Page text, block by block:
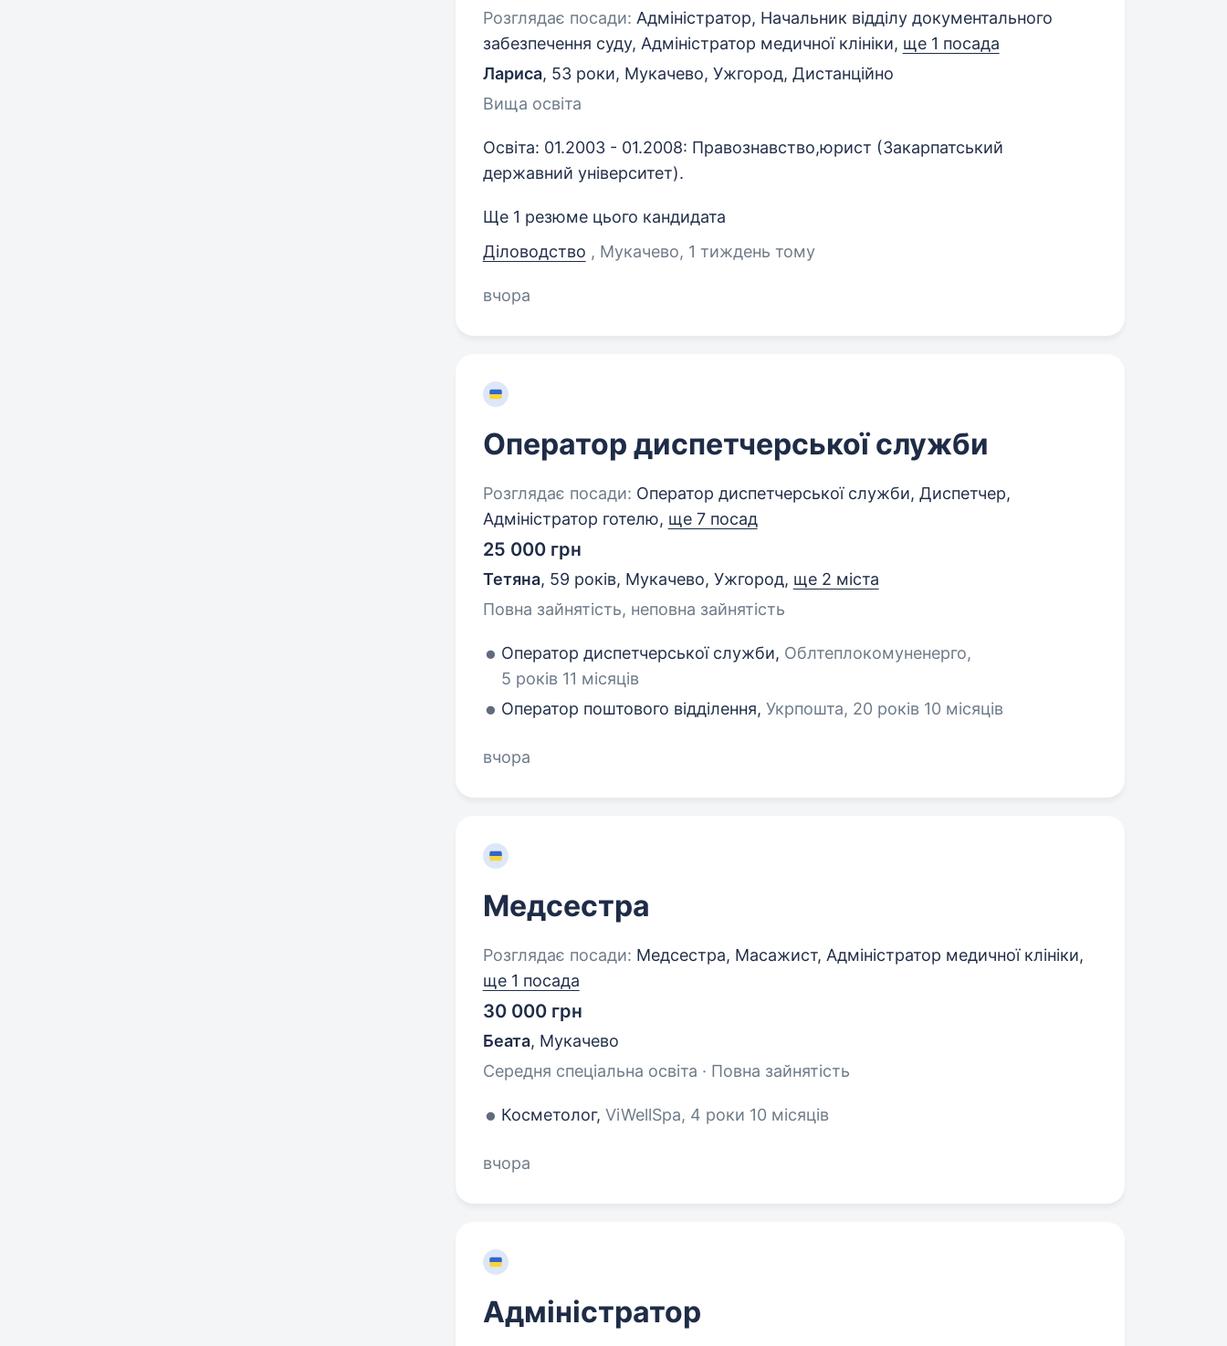
Розглядає посади: Адміністратор, Начальник відділу документального
забезпечення суду, Адміністратор медичної клініки, ще 1 посада
Лариса, 53 роки, Мукачево, Ужгород, Дистанційно
Вища освіта
Освіта: 01.2003 - 01.2008: Правознавство,юрист (Закарпатський
державний університет).
Ще 1 резюме цього кандидата
Діловодство , Мукачево, 1 тиждень тому
вчора
Оператор диспетчерської служби
Розглядає посади: Оператор диспетчерської служби, Диспетчер,
Адміністратор готелю, ще 7 посад
25 000 грн
Тетяна, 59 років, Мукачево, Ужгород, ще 2 міста
Повна зайнятість, неповна зайнятість
Оператор диспетчерської служби, Облтеплокомуненерго,
5 років 11 місяців
Оператор поштового відділення, Укрпошта, 20 років 10 місяців
вчора
Медсестра
Розглядає посади: Медсестра, Масажист, Адміністратор медичної клініки,
ще 1 посада
30 000 грн
Беата, Мукачево
Середня спеціальна освіта · Повна зайнятість
Косметолог, ViWellSpa, 4 роки 10 місяців
вчора
Адміністратор